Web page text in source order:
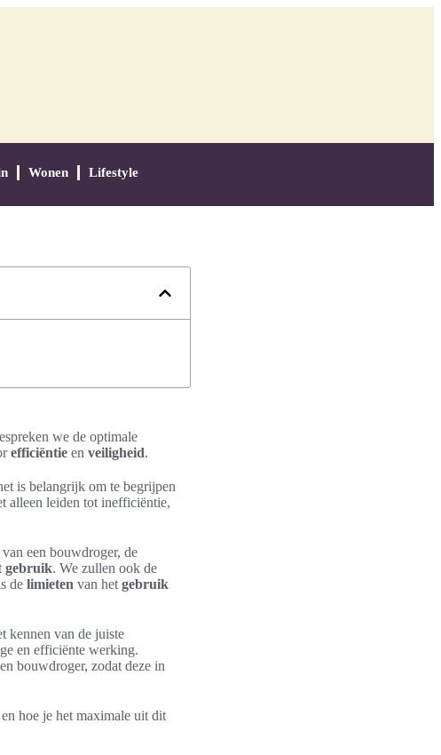
Wonen Lifestyle
we de optimale
efficiëntie en veiligheid.
is belangrijk om te begrijpen
alleen leiden tot inefficiëntie,
van een bouwdroger, de
gebruik. We zullen ook de
de limieten van het gebruik
kennen van de juiste
en efficiënte werking.
bouwdroger, zodat deze in
hoe je het maximale uit dit